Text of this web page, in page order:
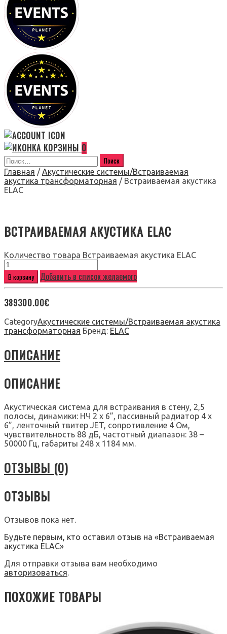
0
Главная / Акустические системы/Встраиваемая
акустика трансформаторная / Встраиваемая акустика
ELAC
ВСТРАИВАЕМАЯ АКУСТИКА ELAC
Количество товара Встраиваемая акустика ELAC
В корзину Добавить в список желаемого
389300.00€
CategoryАкустические системы/Встраиваемая акустика
трансформаторная Бренд: ELAC
ОПИСАНИЕ
ОПИСАНИЕ
Акустическая система для встраивания в стену, 2,5
полосы, динамики: НЧ 2 х 6”, пассивный радиатор 4 х
6”, ленточный твитер JET, сопротивление 4 Ом,
чувствительность 88 дБ, частотный диапазон: 38 –
50000 Гц, габариты 248 х 1184 мм.
ОТЗЫВЫ (0)
ОТЗЫВЫ
Отзывов пока нет.
Будьте первым, кто оставил отзыв на «Встраиваемая
акустика ELAC»
Для отправки отзыва вам необходимо
авторизоваться.
ПОХОЖИЕ ТОВАРЫ